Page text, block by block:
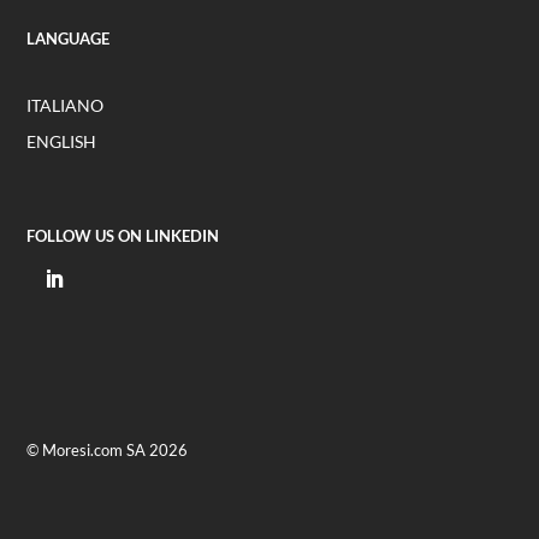
LANGUAGE
ITALIANO
ENGLISH
FOLLOW US ON LINKEDIN
© Moresi.com SA 2026